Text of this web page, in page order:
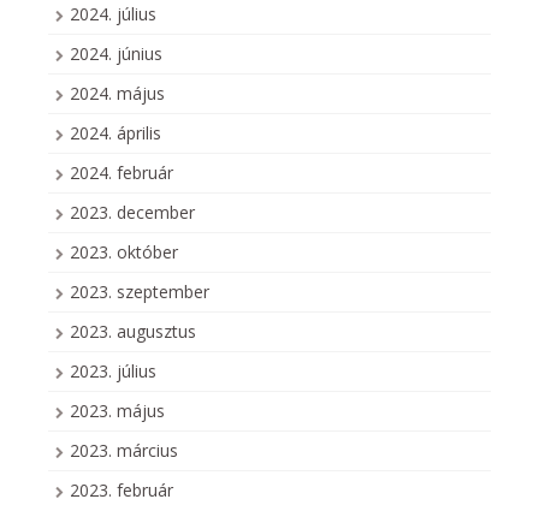
2024. július
2024. június
2024. május
2024. április
2024. február
2023. december
2023. október
2023. szeptember
2023. augusztus
2023. július
2023. május
2023. március
2023. február